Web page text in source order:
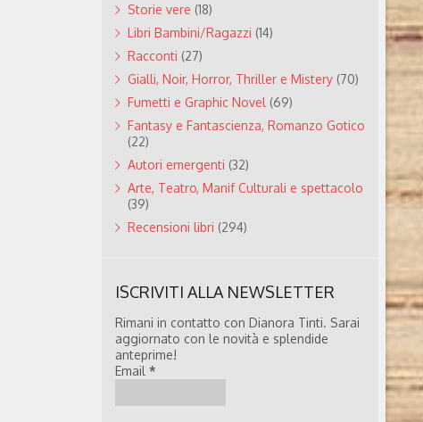
Storie vere (18)
Libri Bambini/Ragazzi (14)
Racconti (27)
Gialli, Noir, Horror, Thriller e Mistery(70)
Fumetti e Graphic Novel (69)
Fantasy e Fantascienza, Romanzo Gotico
(22)
Autori emergenti (32)
Arte, Teatro, Manif Culturali e spettacolo
(39)
Recensioni libri (294)
ISCRIVITI ALLA NEWSLETTER
Rimani in contatto con Dianora Tinti. Sarai
aggiornato con le novità e splendide
anteprime!
Email *